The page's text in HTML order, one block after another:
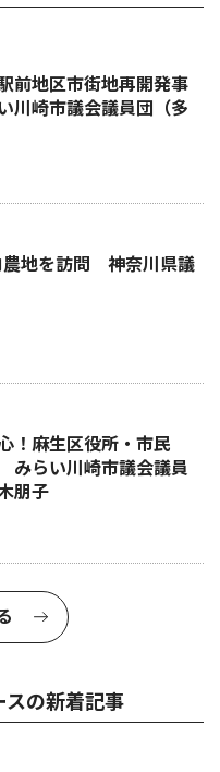
前地区市街地再開発事
川崎市議会議員団（多
地を訪問 神奈川県議
！麻生区役所・市民
らい川崎市議会議員
朋子
スの新着記事